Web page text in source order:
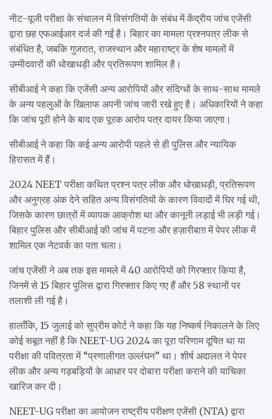
नीट-यूजी परीक्षा के संचालन में विसंगतियों के संबंध में केंद्रीय जांच एजेंसी
द्वारा छह एफआईआर दर्ज की गईं है। बिहार का मामला प्रश्नपत्र लीक से
संबंधित है, जबकि गुजरात, राजस्थान और महाराष्ट्र के शेष मामलों में
उम्मीदवारों की धोखाधड़ी और प्रतिरूपण शामिल है।
सीबीआई ने कहा कि एजेंसी अन्य आरोपियों और संदिग्धों के साथ-साथ मामले
के अन्य पहलुओं के खिलाफ अपनी जांच जारी रखे हुए है। अधिकारियों ने कहा
कि जांच पूरी होने के बाद एक पूरक आरोप पत्र दायर किया जाएगा।
सीबीआई ने कहा कि कई अन्य आरोपी पहले से ही पुलिस और न्यायिक
हिरासत में हैं।
2024 NEET परीक्षा कथित प्रश्न पत्र लीक और धोखाधड़ी, प्रतिरूपण
और अनुग्रह अंक देने सहित अन्य विसंगतियों के कारण विवादों में घिर गई थी,
जिसके कारण छात्रों में व्यापक आक्रोश था और कानूनी लड़ाई भी लड़ी गई।
बिहार पुलिस और सीबीआई की जांच में पटना और हज़ारीबाग़ में पेपर लीक में
शामिल एक नेटवर्क का पता चला।
जांच एजेंसी ने अब तक इस मामले में 40 आरोपियों को गिरफ्तार किया है,
जिनमें से 15 बिहार पुलिस द्वारा गिरफ्तार किए गए हैं और 58 स्थानों पर
तलाशी ली गई है।
हालाँकि, 15 जुलाई को सुप्रीम कोर्ट ने कहा कि यह निष्कर्ष निकालने के लिए
कोई सबूत नहीं है कि NEET-UG 2024 का पूरा परिणाम दूषित था या
परीक्षा की पवित्रता में “प्रणालीगत उल्लंघन” था। शीर्ष अदालत ने पेपर
लीक और अन्य गड़बड़ियों के आधार पर दोबारा परीक्षा कराने की याचिका
खारिज कर दी।
NEET-UG परीक्षा का आयोजन राष्ट्रीय परीक्षण एजेंसी (NTA) द्वारा